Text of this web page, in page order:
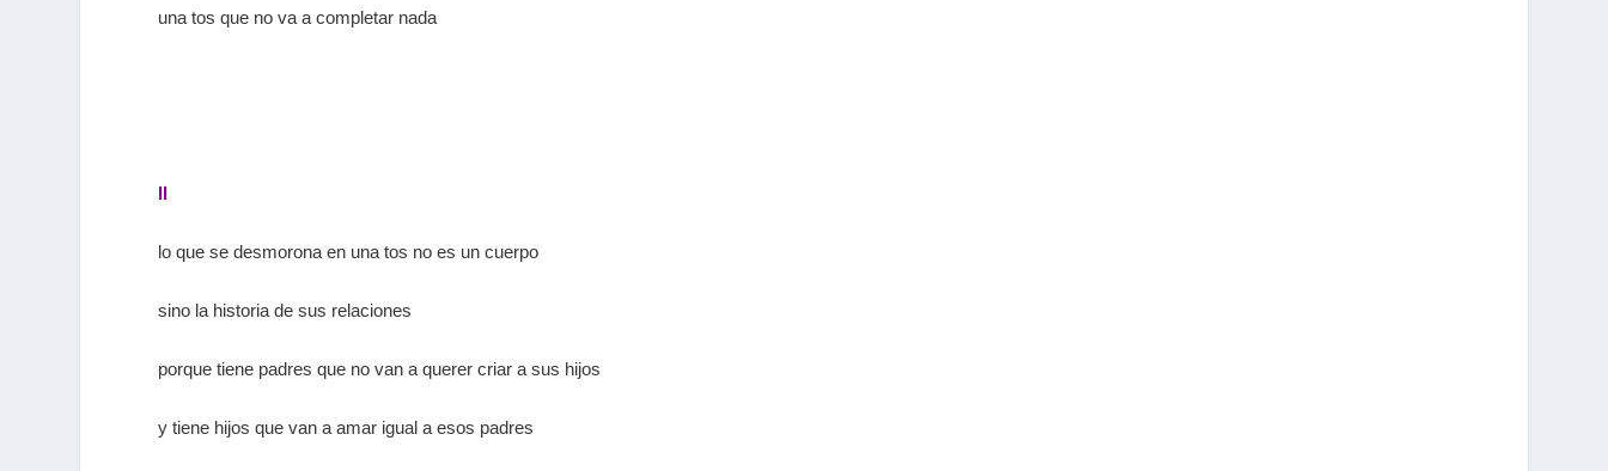
una tos que no va a completar nada
II
lo que se desmorona en una tos no es un cuerpo
sino la historia de sus relaciones
porque tiene padres que no van a querer criar a sus hijos
y tiene hijos que van a amar igual a esos padres